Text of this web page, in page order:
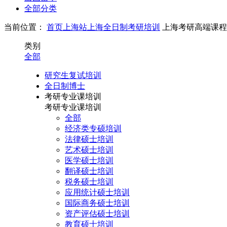
全部分类
当前位置： 首页 上海站 上海全日制考研培训 上海考研高端课
类别
全部
研究生复试培训
全日制博士
考研专业课培训
考研专业课培训
全部
经济类专硕培训
法律硕士培训
艺术硕士培训
医学硕士培训
翻译硕士培训
税务硕士培训
应用统计硕士培训
国际商务硕士培训
资产评估硕士培训
教育硕士培训